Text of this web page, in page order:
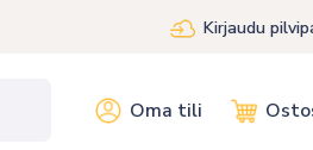
Kirjaudu
Oma tili